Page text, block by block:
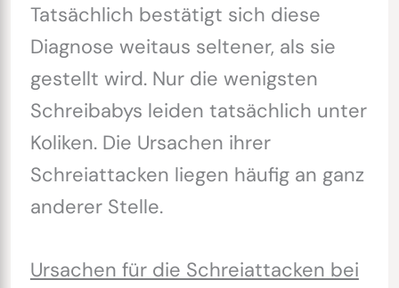
Tatsächlich bestätigt sich diese
Diagnose weitaus seltener, als sie
gestellt wird. Nur die wenigsten
Schreibabys leiden tatsächlich unter
Koliken. Die Ursachen ihrer
Schreiattacken liegen häufig an ganz
anderer Stelle.
Ursachen für die Schreiattacken bei